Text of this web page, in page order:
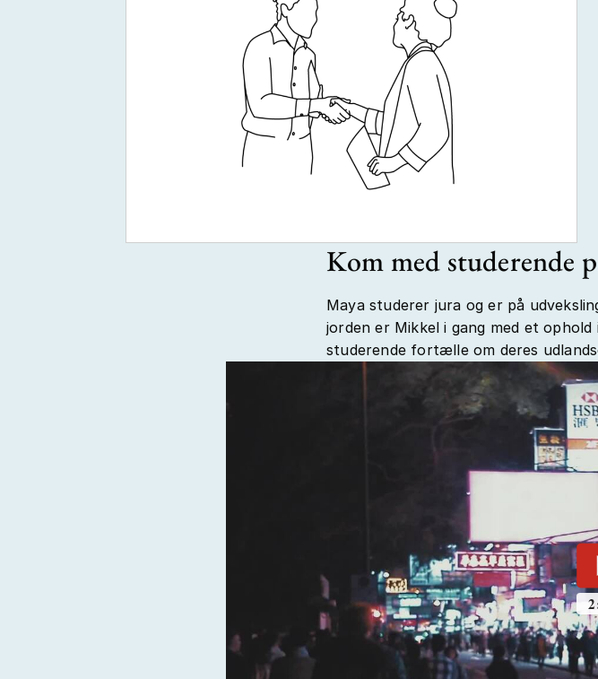
Kom med studerende
Maya studerer jura og er på
jorden er Mikkel i gang med et
studerende fortælle om deres